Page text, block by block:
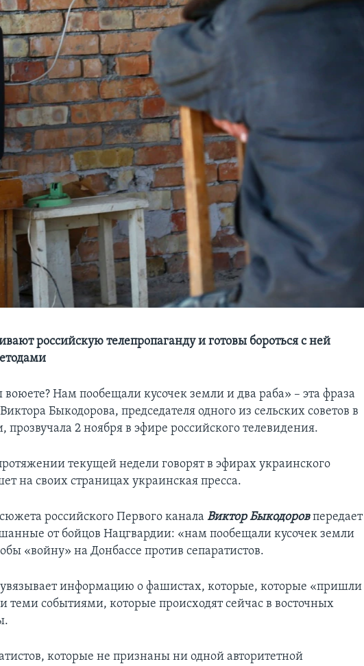
российскую телепропаганду и готовы бороться с ней
Нам пообещали кусочек земли и два раба» – эта фраза
Быкодорова, председателя одного из сельских советов в
прозвучала 2 ноября в эфире российского телевидения.
текущей недели говорят в эфирах украинского
на своих страницах украинская пресса.
российского Первого каналаВиктор Быкодоровпередает
от бойцов Нацгвардии: «нам пообещали кусочек земли
«войну» на Донбассе против сепаратистов.
информацию о фашистах, которые, которые «пришли
и теми событиями, которые происходят сейчас в восточных
которые не признаны ни одной авторитетной